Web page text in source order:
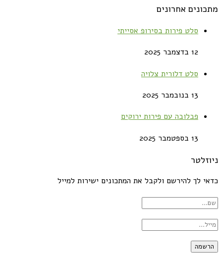
מתכונים אחרונים
סלט פירות בסירופ אסייתי
12 בדצמבר 2025
סלט דלורית צלויה
13 בנובמבר 2025
פבלובה עם פירות ירוקים
13 בספטמבר 2025
ניוזלטר
כדאי לך להירשם ולקבל את המתכונים ישירות למייל